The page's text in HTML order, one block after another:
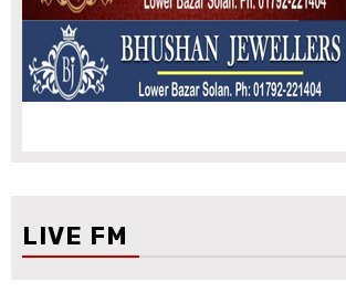
LIVE FM